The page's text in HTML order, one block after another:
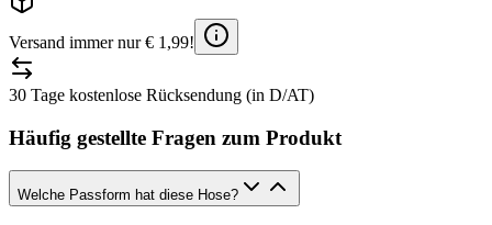
Versand immer nur € 1,99!
30 Tage kostenlose Rücksendung (in D/AT)
Häufig gestellte Fragen zum Produkt
Welche Passform hat diese Hose?